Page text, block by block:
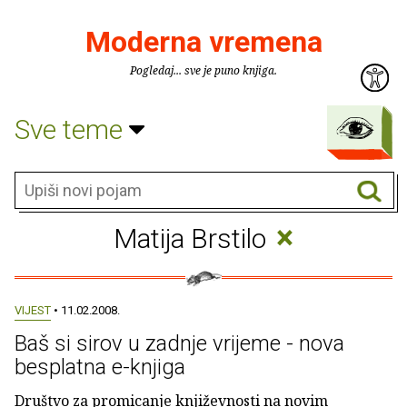
Moderna vremena
Pogledaj... sve je puno knjiga.
Sve teme
Matija Brstilo ×
VIJEST • 11.02.2008.
Baš si sirov u zadnje vrijeme - nova
besplatna e-knjiga
Društvo za promicanje književnosti na novim